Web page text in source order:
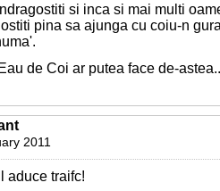
si inca si mai multi
pina sa ajunga cu coiu-n
de Coi ar putea face de-
2011
aduce traifc!